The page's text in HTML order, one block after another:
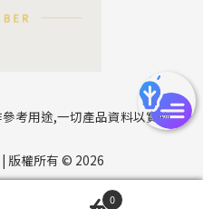
考用途,一切產品資料以實物
版權所有 © 2026
0